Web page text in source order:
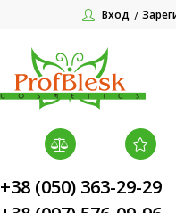
Вход
+38 (050) 363-29-29